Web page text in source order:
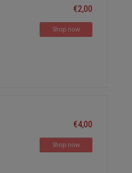
€2,00
Shop now
€4,00
Shop now